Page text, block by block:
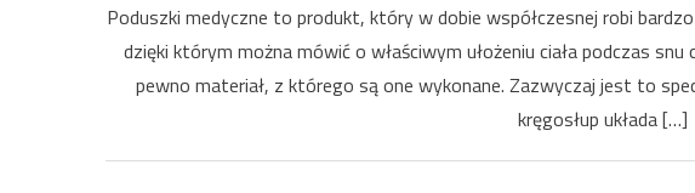
Poduszki medyczne to produkt, który w dobie współczesnej robi
dzięki którym można mówić o właściwym ułożeniu ciała podczas
pewno materiał, z którego są one wykonane. Zazwyczaj jest to
kręgosłup układa […]